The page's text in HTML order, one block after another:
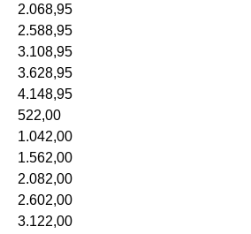
2.068,95
2.588,95
3.108,95
3.628,95
4.148,95
522,00
1.042,00
1.562,00
2.082,00
2.602,00
3.122,00